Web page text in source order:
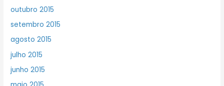
outubro 2015
setembro 2015
agosto 2015
julho 2015
junho 2015